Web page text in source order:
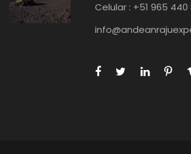
Celular : +51 965 440